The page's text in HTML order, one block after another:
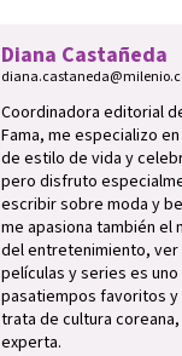
Diana Castañeda
Coordinadora editorial
Fama, me especializo
de estilo de vida y
pero disfruto
escribir sobre moda y
me apasiona también el
del entretenimiento, ver
películas y series es uno
pasatiempos favoritos y
trata de cultura
experta.